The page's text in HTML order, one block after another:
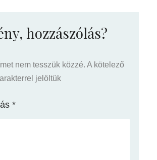
hozzászólás?
nem tesszük közzé. A kötelező
jelöltük
*